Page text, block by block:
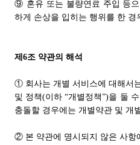
⑨ 혼유 또는 불량연료 주입 등으
하게 손상을 입히는 행위를 한 경
제6조 약관의 해석
① 회사는 개별 서비스에 대해서
및 정책(이하 “개별정책”)을 둘
충돌할 경우에는 개별약관 및 개
② 본 약관에 명시되지 않은 사항